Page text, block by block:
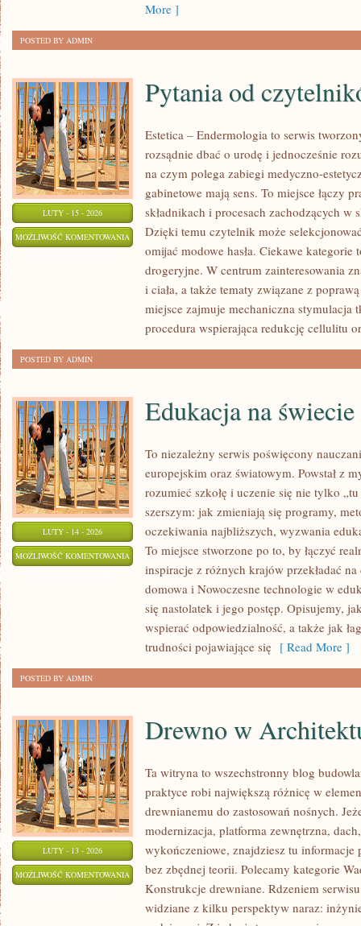
More ]
POSTED BY ADMIN
LUTY - 15 - 2026
MOŻLIWOŚĆ KOMENTOWANIA PYTANIA
CZYTELNIKÓW
Pytania od
Estetica – Endermologia to serwis
rozsądnie dbać o urodę i jednocześnie
na czym polega zabiegi medyczno-
gabinetowe mają sens. To miejsce łączy
składnikach i procesach zachodzących
Dzięki temu czytelnik może
omijać modowe hasła. Ciekawe
drogeryjne. W centrum zainteresowania
i ciała, a także tematy związane z
miejsce zajmuje mechaniczna stymulacja
procedura wspierająca redukcję cellulitu
POSTED BY ADMIN
LUTY - 14 - 2026
MOŻLIWOŚĆ KOMENTOWANIA EDUKACJA
ŚWIECIE
Edukacja na świecie
To niezależny serwis poświęcony
europejskim oraz światowym. Powstał z
rozumieć szkołę i uczenie się nie tylko
szerszym: jak zmieniają się programy,
oczekiwania najbliższych, wyzwania
To miejsce stworzone po to, by łączyć
inspiracje z różnych krajów przekładać
domowa i Nowoczesne technologie w
się nastolatek i jego postęp. Opisujemy,
wspierać odpowiedzialność, a także jak
trudności pojawiające się [ Read More ]
POSTED BY ADMIN
LUTY - 13 - 2026
MOŻLIWOŚĆ KOMENTOWANIA DREWNO
ARCHITEKTURZE
Drewno w
Ta witryna to wszechstronny blog
praktyce robi największą różnicę w
drewnianemu do zastosowań nośnych.
modernizacja, platforma zewnętrzna,
wykończeniowe, znajdziesz tu informacje
bez zbędnej teorii. Polecamy kategorie
Konstrukcje drewniane. Rdzeniem
widziane z kilku perspektyw naraz: